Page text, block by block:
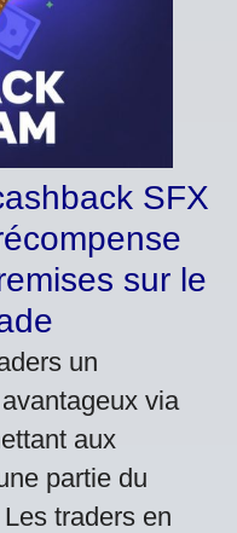
SFX
sur le
un
via
aux
partie du
traders en